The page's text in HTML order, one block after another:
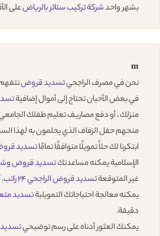
بشهر واحدشركة تركيب ستائر بالرياضعلى
m
نحن في مصرف الراجحيتسديد قروض
في بعض الأحيان تحتاج إلى أموال إضافية
منزلك ، أو دفع مصاريف تعليم طفلك
منحهم حفل الزفاف الذي يحلمون به لهذا
ابتكرنا لك حلاً تمويلًا متوافقًا تمامًاتسديد
الإسلامية يمكنه مساعدتكتسديد قروض
غير المتوقعةتسديد قروض الراجحي 24 راتب
.
يمكنه معالجة احتياجاتك التمويليةتسديد
دقيقة.
يمكنك العثور أدناه على رسم توضيحي